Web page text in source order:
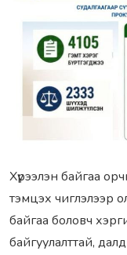
Хүрээлэн байгаа
тэмцэх чиглэлээр
байгаа боловч
байгуулалттай,